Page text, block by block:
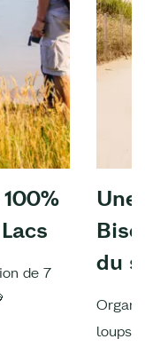
de 7
du
loups,